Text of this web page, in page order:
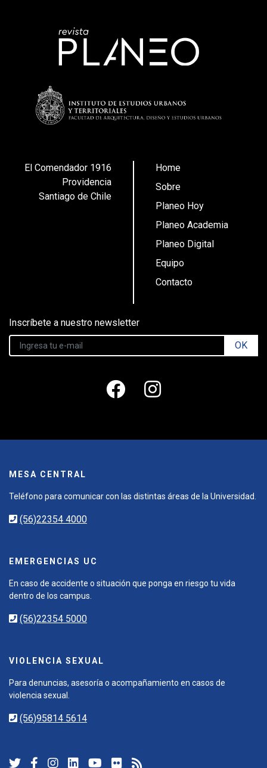
El Comendador 1916
Providencia
Santiago de Chile
Home
Sobre
Planeo Hoy
Planeo Academia
Planeo Digital
Equipo
Contacto
Inscríbete a nuestro newsletter
OK
MESA CENTRAL
Teléfono para comunicar con las distintas áreas de la Universidad.
(56)22354 4000
EMERGENCIAS UC
En caso de accidente o situación que ponga en riesgo tu vida
dentro de los campus.
(56)22354 5000
VIOLENCIA SEXUAL
Para denuncias, asesoría o acompañamiento en casos de
violencia sexual.
(56)95814 5614